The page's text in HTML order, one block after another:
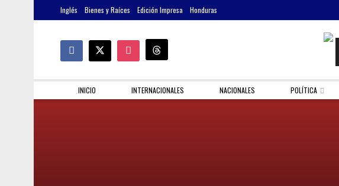
Inglés Bienes y Raíces Edición Impresa Honduras
INICIO INTERNACIONALES NACIONALES POLÍTICA